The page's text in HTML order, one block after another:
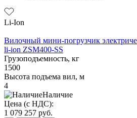
Li-Ion
Вилочный мини-погрузчик
li-ion ZSM400-SS
Грузоподъемность, кг
1500
Высота подъема вил, м
4
Наличие
Цена (с НДС):
1 079 257 руб.